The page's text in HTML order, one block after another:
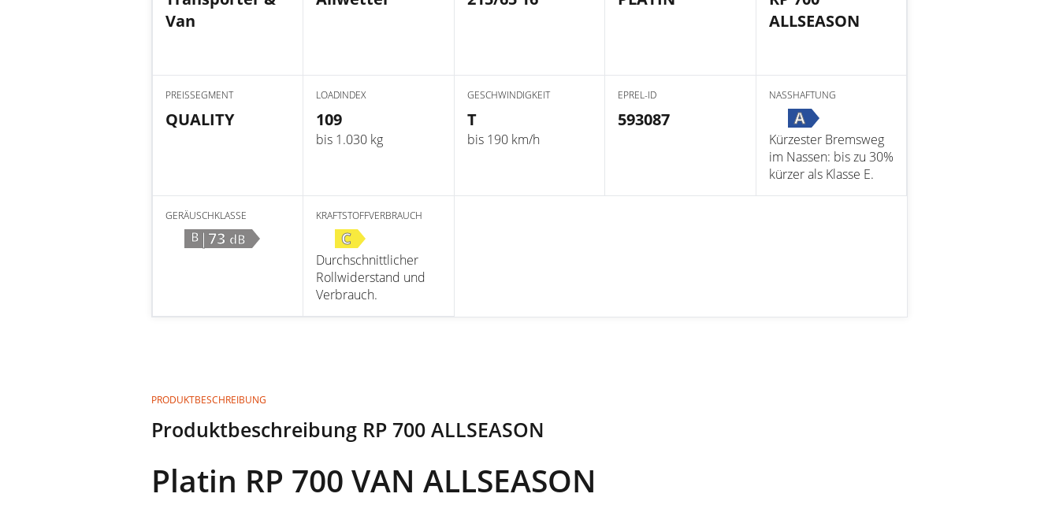
Van
ALLSEASON
PREISSEGMENT
QUALITY
LOADINDEX
109
bis 1.030 kg
GESCHWINDIGKEIT
T
bis 190 km/h
EPREL-ID
593087
NASSHAFTUNG
A
Kürzester Bremsweg
im Nassen: bis zu 30%
kürzer als Klasse E.
GERÄUSCHKLASSE
B |73 dB
KRAFTSTOFFVERBRAUCH
C
Durchschnittlicher
Rollwiderstand und
Verbrauch.
PRODUKTBESCHREIBUNG
Produktbeschreibung RP 700 ALLSEASON
Platin RP 700 VAN ALLSEASON